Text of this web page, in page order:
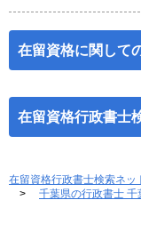
在留資格に関して
在留資格行政書士
在留資格行政書士検索ネッ
千葉県の行政書士